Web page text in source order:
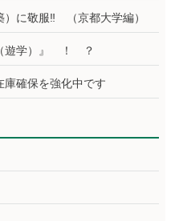
）に敬服‼ （京都大学編）
（遊学）』 ！ ？
庫確保を強化中です